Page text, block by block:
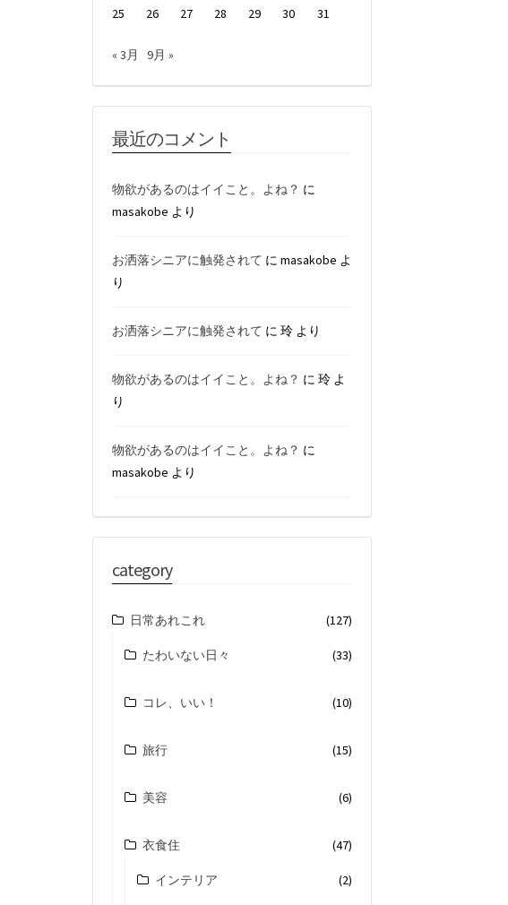
25
26 27 28 29 30 31
« 3月 9月 »
最近のコメント
物欲があるのはイイこと。よね？ に
masakobe より
お洒落シニアに触発されて に masakobe よ
り
お洒落シニアに触発されて に 玲 より
物欲があるのはイイこと。よね？ に 玲 よ
り
物欲があるのはイイこと。よね？ に
masakobe より
category
日常あれこれ (127)
たわいない日々 (33)
コレ、いい！ (10)
旅行 (15)
美容 (6)
衣食住 (47)
インテリア (2)